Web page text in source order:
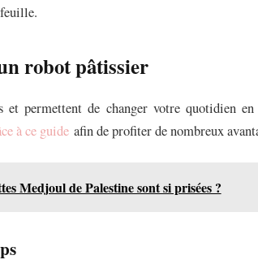
robot pâtissier
permettent de changer votre quotidien
à ce guide afin de profiter de nombreux
Medjoul de Palestine sont si prisées ?